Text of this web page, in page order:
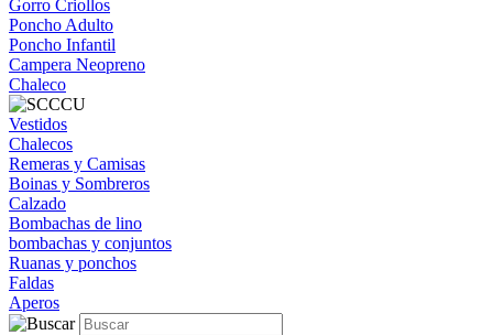
Gorro Criollos
Poncho Adulto
Poncho Infantil
Campera Neopreno
Chaleco
Vestidos
Chalecos
Remeras y Camisas
Boinas y Sombreros
Calzado
Bombachas de lino
bombachas y conjuntos
Ruanas y ponchos
Faldas
Aperos